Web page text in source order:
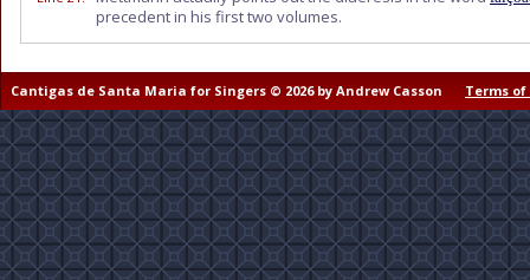
precedent in his first two volumes.
Cantigas de Santa Maria for Singers © 2026 by Andrew Casson Terms of